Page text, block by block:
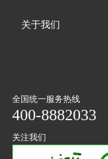
关于我们
全国统一服务热线
400-8882033
关注我们